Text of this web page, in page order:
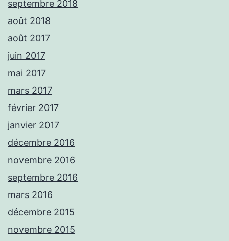
septembre 2018
août 2018
août 2017
juin 2017
mai 2017
mars 2017
février 2017
janvier 2017
décembre 2016
novembre 2016
septembre 2016
mars 2016
décembre 2015
novembre 2015